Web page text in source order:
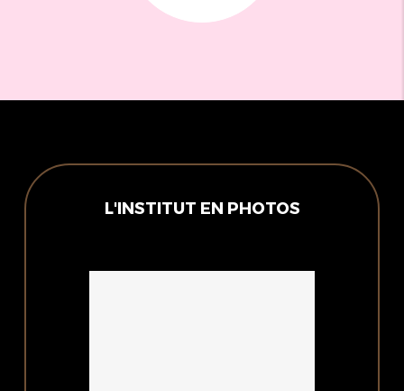
L'INSTITUT EN PHOTOS